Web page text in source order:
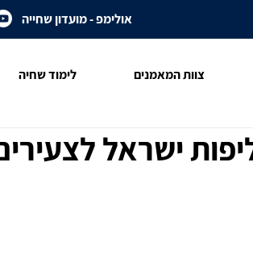
אולימפ - מועדון שחייה
צוות המאמנים לימוד שחיה
ישראל